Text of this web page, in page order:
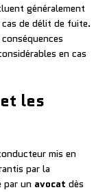
généralement
cas de délit de fuite.
en cas
les
mis en
par la
par un avocat dès